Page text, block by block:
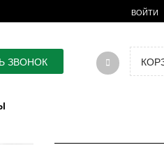
ВОЙТИ
ЗВОНОК